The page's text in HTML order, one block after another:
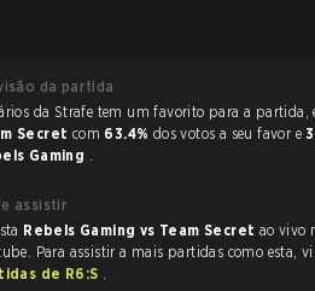
da partida
Secret com 63.4% dos votos a seu favor e
Gaming .
assistir
Rebels Gaming vs Team Secret ao vivo
Para assistir a mais partidas como esta,
de R6:S .